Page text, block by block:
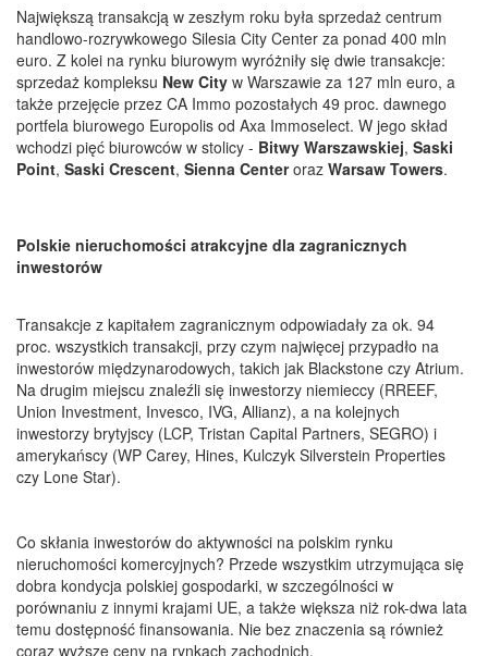
Największą transakcją w zeszłym roku była sprzedaż centrum
handlowo-rozrywkowego Silesia City Center za ponad 400 mln
euro. Z kolei na rynku biurowym wyróżniły się dwie transakcje:
sprzedaż kompleksu New City w Warszawie za 127 mln euro, a
także przejęcie przez CA Immo pozostałych 49 proc. dawnego
portfela biurowego Europolis od Axa Immoselect. W jego skład
wchodzi pięć biurowców w stolicy - Bitwy Warszawskiej, Saski
Point, Saski Crescent, Sienna Centeroraz Warsaw Towers.
Polskie nieruchomości atrakcyjne dla zagranicznych
inwestorów
Transakcje z kapitałem zagranicznym odpowiadały za ok. 94
proc. wszystkich transakcji, przy czym najwięcej przypadło na
inwestorów międzynarodowych, takich jak Blackstone czy Atrium.
Na drugim miejscu znaleźli się inwestorzy niemieccy (RREEF,
Union Investment, Invesco, IVG, Allianz), a na kolejnych
inwestorzy brytyjscy (LCP, Tristan Capital Partners, SEGRO) i
amerykańscy (WP Carey, Hines, Kulczyk Silverstein Properties
czy Lone Star).
Co skłania inwestorów do aktywności na polskim rynku
nieruchomości komercyjnych? Przede wszystkim utrzymująca się
dobra kondycja polskiej gospodarki, w szczególności w
porównaniu z innymi krajami UE, a także większa niż rok-dwa lata
temu dostępność finansowania. Nie bez znaczenia są również
coraz wyższe ceny na rynkach zachodnich.